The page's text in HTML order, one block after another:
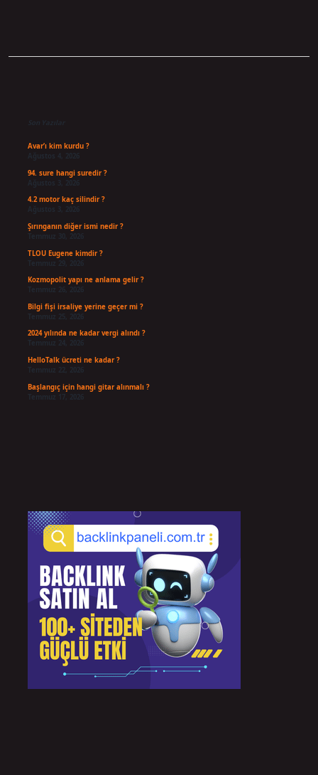
Son Yazılar
Avar’ı kim kurdu ?
Ağustos 4, 2026
94. sure hangi suredir ?
Ağustos 3, 2026
4.2 motor kaç silindir ?
Ağustos 3, 2026
Şırınganın diğer ismi nedir ?
TLOU Eugene kimdir ?
Temmuz 29, 2026
Kozmopolit yapı ne anlama gelir ?
Bilgi fişi irsaliye yerine geçer mi ?
Temmuz 25, 2026
2024 yılında ne kadar vergi alındı ?
HelloTalk ücreti ne kadar ?
Başlangıç için hangi gitar alınmalı ?